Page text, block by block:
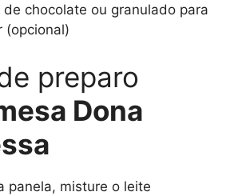
de chocolate ou granulado para
(opcional)
preparo
Dona
panela, misture o leite